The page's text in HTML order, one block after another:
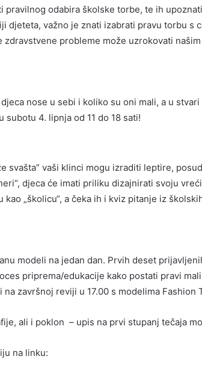
odabira školske torbe, te ih
djeteta, važno je znati izabrati pravu torbu
probleme može uzrokovati
nose u sebi i koliko su oni mali, a u
subotu 4. lipnja od 11 do 18 sati!
svašta” vaši klinci mogu izraditi leptire,
djeca će imati priliku dizajnirati svoju
„školicu“, a čeka ih i kviz pitanje iz
modeli na jedan dan. Prvih deset
priprema/edukacije kako postati pravi
završnoj reviji u 17.00 s modelima Fashion
ali i poklon – upis na prvi stupanj tečaja
na linku: